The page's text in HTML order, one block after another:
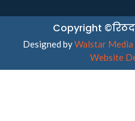
Copyright
Designed byWalstar Media
Website